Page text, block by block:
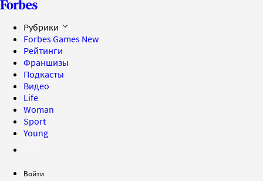
Рубрики
Forbes Games New
Рейтинги
Франшизы
Подкасты
Видео
Life
Woman
Sport
Young
Войти